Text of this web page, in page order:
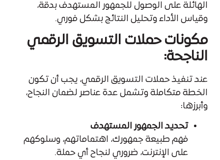
الهائلة على الوصول للجمهور المستهدف بدقة،
وقياس الأداء وتحليل النتائج بشكل فوري.
مكونات حملات التسويق الرقمي
الناجحة:
عند تنفيذ حملات التسويق الرقمي، يجب أن تكون
الخطة متكاملة وتشمل عدة عناصر لضمان النجاح،
وأبرزها:
تحديد الجمهور المستهدف
فهم طبيعة جمهورك، اهتماماتهم، وسلوكهم
على الإنترنت، ضروري لنجاح أي حملة.